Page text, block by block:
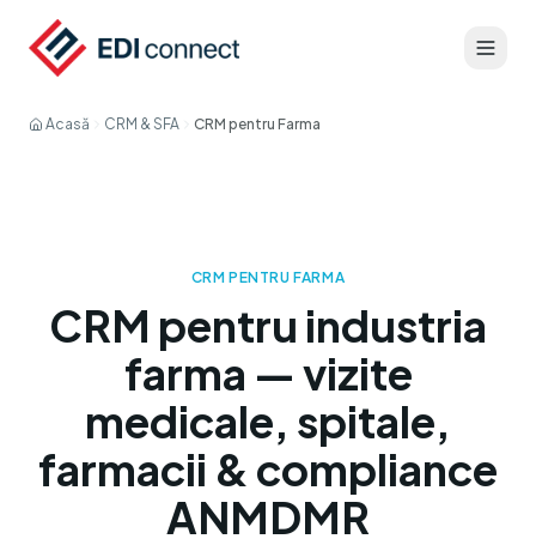
Acasă CRM & SFA CRM pentru Farma
CRM PENTRU FARMA
CRM pentru industria
farma — vizite
medicale, spitale,
farmacii & compliance
ANMDMR